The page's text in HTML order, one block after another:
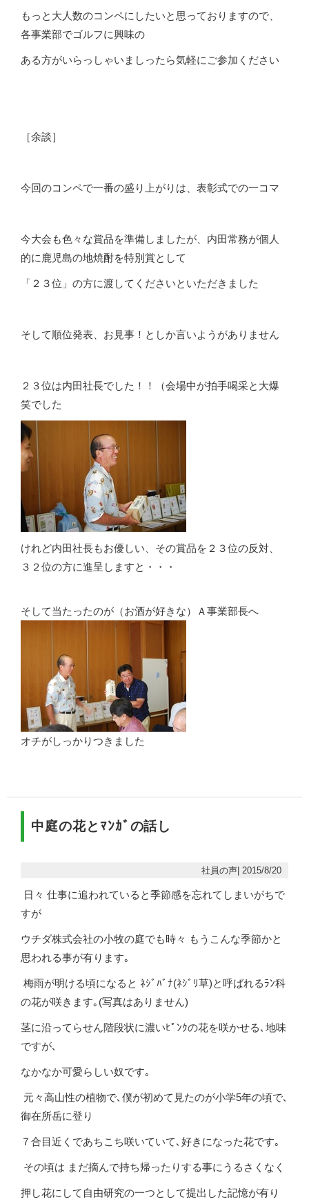
もっと大人数のコンペにしたいと思っておりますので、
各事業部でゴルフに興味の
ある方がいらっしゃいましったら気軽にご参加ください
［余談］
今回のコンペで一番の盛り上がりは、表彰式での一コマ
今大会も色々な賞品を準備しましたが、内田常務が個人
的に鹿児島の地焼酎を特別賞として
「２３位」の方に渡してくださいといただきました
そして順位発表、お見事！としか言いようがありません
２３位は内田社長でした！！（会場中が拍手喝采と大爆
笑でした
けれど内田社長もお優しい、その賞品を２３位の反対、
３２位の方に進呈しますと・・・
そして当たったのが（お酒が好きな）Ａ事業部長へ
オチがしっかりつきました
中庭の花とﾏﾝｶﾞの話し
社員の声| 2015/8/20
日々 仕事に追われていると季節感を忘れてしまいがちで
すが
ウチダ株式会社の小牧の庭でも時々 もうこんな季節かと
思われる事が有ります｡
梅雨が明ける頃になると ﾈｼﾞﾊﾞﾅ(ﾈｼﾞﾘ草)と呼ばれるﾗﾝ科
の花が咲きます｡(写真はありません)
茎に沿ってらせん階段状に濃いﾋﾟﾝｸの花を咲かせる､地味
ですが､
なかなか可愛らしい奴です｡
元々高山性の植物で､僕が初めて見たのが小学5年の頃で､
御在所岳に登り
７合目近くであちこち咲いていて､好きになった花です｡
その頃は まだ摘んで持ち帰ったりする事にうるさくなく
押し花にして自由研究の一つとして提出した記憶が有り